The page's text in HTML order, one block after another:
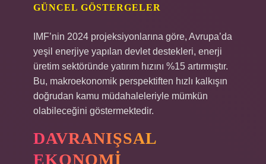
GÜNCEL GÖSTERGELER
IMF’nin 2024 projeksiyonlarına göre, Avrupa’da
yeşil enerjiye yapılan devlet destekleri, enerji
üretim sektöründe yatırım hızını %15 artırmıştır.
Bu, makroekonomik perspektiften hızlı kalkışın
doğrudan kamu müdahaleleriyle mümkün
olabileceğini göstermektedir.
DAVRANIŞSAL
EKONOMI